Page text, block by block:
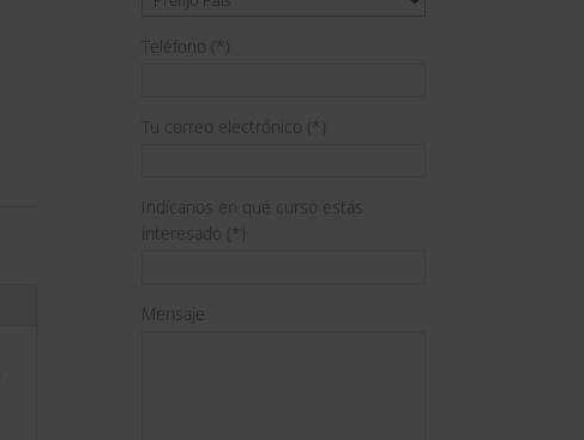
Teléfono (*)
Tu correo electrónico (*)
Indícanos en qué curso estás
interesado (*)
Mensaje